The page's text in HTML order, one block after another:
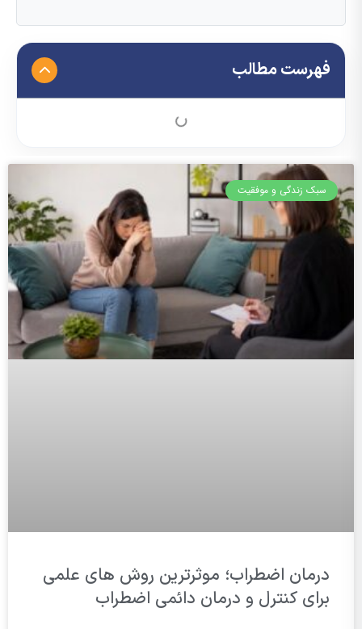
فهرست مطالب
سبک زندگی و موفقیت
درمان اضطراب؛ موثرترین روش های علمی
برای کنترل و درمان دائمی اضطراب